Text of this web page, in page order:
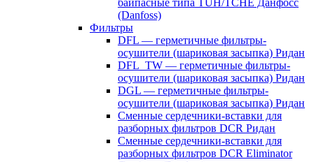
байпасные типа TUH/TCHE Данфосс
(Danfoss)
Фильтры
DFL — герметичные фильтры-
осушители (шариковая засыпка) Ридан
DFL_TW — герметичные фильтры-
осушители (шариковая засыпка) Ридан
DGL — герметичные фильтры-
осушители (шариковая засыпка) Ридан
Сменные сердечники-вставки для
разборных фильтров DCR Ридан
Сменные сердечники-вставки для
разборных фильтров DCR Eliminator